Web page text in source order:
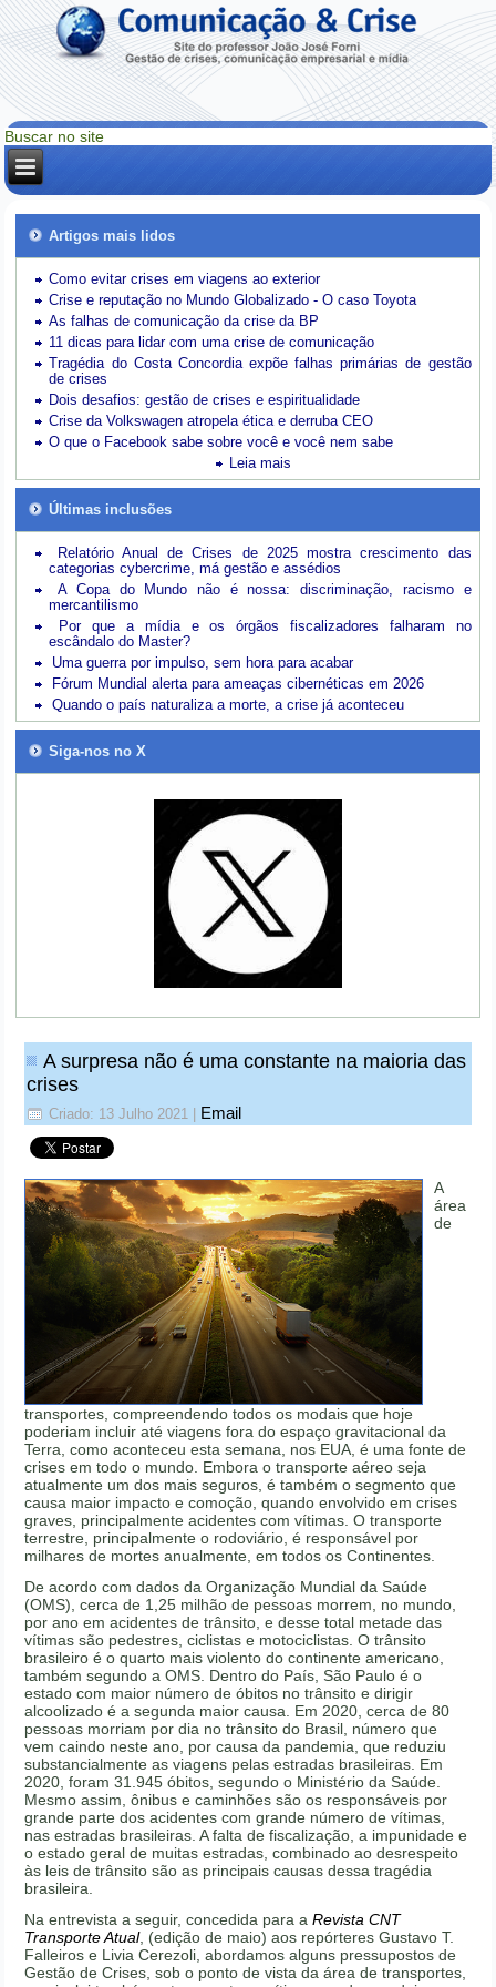
Artigos mais lidos
Como evitar crises em viagens ao exterior
Crise e reputação no Mundo Globalizado - O caso Toyota
As falhas de comunicação da crise da BP
11 dicas para lidar com uma crise de comunicação
Tragédia do Costa Concordia expõe falhas primárias de gestão
de crises
Dois desafios: gestão de crises e espiritualidade
Crise da Volkswagen atropela ética e derruba CEO
O que o Facebook sabe sobre você e você nem sabe
Leia mais
Últimas inclusões
Relatório Anual de Crises de 2025 mostra crescimento das
categorias cybercrime, má gestão e assédios
A Copa do Mundo não é nossa: discriminação, racismo e
mercantilismo
Por que a mídia e os órgãos fiscalizadores falharam no
escândalo do Master?
Uma guerra por impulso, sem hora para acabar
Fórum Mundial alerta para ameaças cibernéticas em 2026
Quando o país naturaliza a morte, a crise já aconteceu
Siga-nos no X
A surpresa não é uma constante na maioria das
crises
Criado: 13 Julho 2021 Email
A
área
de
transportes, compreendendo todos os modais que hoje
poderiam incluir até viagens fora do espaço gravitacional da
Terra, como aconteceu esta semana, nos EUA, é uma fonte de
crises em todo o mundo. Embora o transporte aéreo seja
atualmente um dos mais seguros, é também o segmento que
causa maior impacto e comoção, quando envolvido em crises
graves, principalmente acidentes com vítimas. O transporte
terrestre, principalmente o rodoviário, é responsável por
milhares de mortes anualmente, em todos os Continentes.
De acordo com dados da Organização Mundial da Saúde
(OMS), cerca de 1,25 milhão de pessoas morrem, no mundo,
por ano em acidentes de trânsito, e desse total metade das
vítimas são pedestres, ciclistas e motociclistas. O trânsito
brasileiro é o quarto mais violento do continente americano,
também segundo a OMS. Dentro do País, São Paulo é o
estado com maior número de óbitos no trânsito e dirigir
alcoolizado é a segunda maior causa. Em 2020, cerca de 80
pessoas morriam por dia no trânsito do Brasil, número que
vem caindo neste ano, por causa da pandemia, que reduziu
substancialmente as viagens pelas estradas brasileiras. Em
2020, foram 31.945 óbitos, segundo o Ministério da Saúde.
Mesmo assim, ônibus e caminhões são os responsáveis por
grande parte dos acidentes com grande número de vítimas,
nas estradas brasileiras. A falta de fiscalização, a impunidade e
o estado geral de muitas estradas, combinado ao desrespeito
às leis de trânsito são as principais causas dessa tragédia
brasileira.
Na entrevista a seguir, concedida para aRevista CNT
Transporte Atual, (edição de maio) aos repórteres Gustavo T.
Falleiros e Livia Cerezoli, abordamos alguns pressupostos de
Gestão de Crises, sob o ponto de vista da área de transportes,